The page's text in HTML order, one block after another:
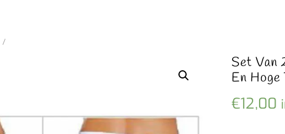
Set Van
En
€12,00